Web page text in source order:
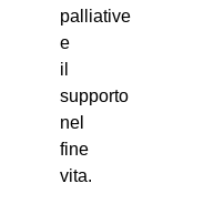
palliative
e
il
supporto
nel
fine
vita.